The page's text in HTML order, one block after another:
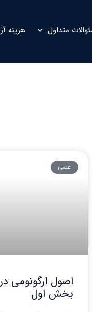
متداول هزینه
علمی
اصول ارگونومی
بخش اول